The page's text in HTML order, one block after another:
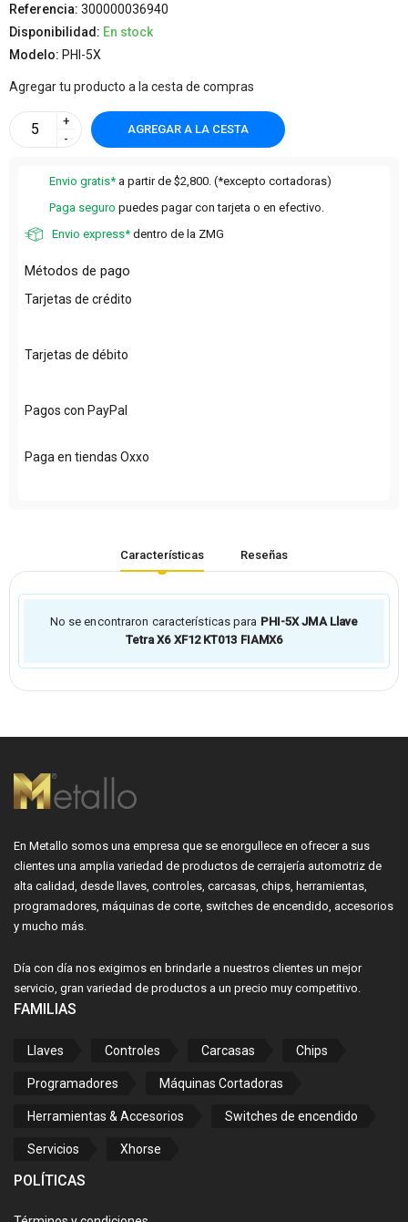
Referencia: 300000036940
Disponibilidad: En stock
Modelo: PHI-5X
Agregar tu producto a la cesta de compras
+
-
AGREGAR A LA CESTA
Envio gratis* a partir de $2,800. (*excepto cortadoras)
Paga seguro puedes pagar con tarjeta o en efectivo.
Envio express* dentro de la ZMG
Métodos de pago
Tarjetas de crédito
Tarjetas de débito
Pagos con PayPal
Paga en tiendas Oxxo
Características Reseñas
No se encontraron características para PHI-5X JMA Llave
Tetra X6 XF12 KT013 FIAMX6
En Metallo somos una empresa que se enorgullece en ofrecer a sus
clientes una amplia variedad de productos de cerrajería automotriz de
alta calidad, desde llaves, controles, carcasas, chips, herramientas,
programadores, máquinas de corte, switches de encendido, accesorios
y mucho más.
Día con día nos exigimos en brindarle a nuestros clientes un mejor
servicio, gran variedad de productos a un precio muy competitivo.
FAMILIAS
Llaves Controles Carcasas Chips
Programadores Máquinas Cortadoras
Herramientas & Accesorios Switches de encendido
Servicios Xhorse
POLÍTICAS